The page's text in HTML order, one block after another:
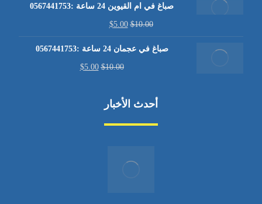
صباغ في ام القيوين 24 ساعة :0567441753
$10.00
$5.00
صباغ في عجمان 24 ساعة :0567441753
$10.00
$5.00
أحدث الأخبار